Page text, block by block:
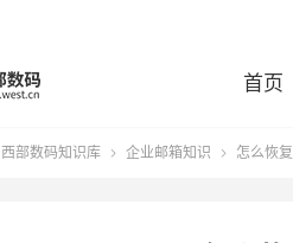
首页
西部数码知识库  企业邮箱知识  怎么恢